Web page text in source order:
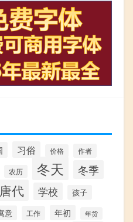
习俗 价格 作者
农历 冬天 冬季
唐代 学校 孩子
意 工作 年初 年货